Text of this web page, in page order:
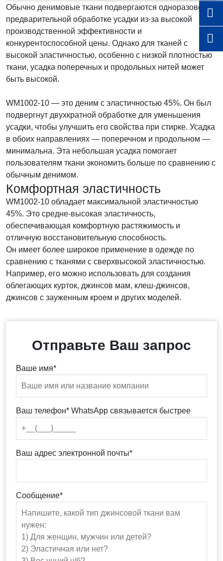


Обычно денимовые ткани подвергаются одноразовой
предварительной обработке усадки из-за высокой
производственной эффективности и
конкурентоспособной цены. Однако для тканей с
высокой эластичностью, особенно с низкой плотностью
ткани, усадка поперечных и продольных нитей может
быть высокой.
WM1002-10 — это деним с эластичностью 45%. Он был
подвергнут двухкратной обработке для уменьшения
усадки, чтобы улучшить его свойства при стирке. Усадка
в обоих направлениях — поперечном и продольном —
минимальна. Эта небольшая усадка помогает
пользователям ткани экономить больше по сравнению с
обычным денимом.
Комфортная эластичность
WM1002-10 обладает максимальной эластичностью
45%. Это средне-высокая эластичность,
обеспечивающая комфортную растяжимость и
отличную восстановительную способность.
Он имеет более широкое применение в одежде по
сравнению с тканями с сверхвысокой эластичностью.
Например, его можно использовать для создания
облегающих курток, джинсов мам, клеш-джинсов,
джинсов с зауженным кроем и других моделей.
Отправьте Ваш запрос
Ваше имя*
Ваш телефон* WhatsApp связывается быстрее
Ваш адрес электронной почты*
Сообщение*